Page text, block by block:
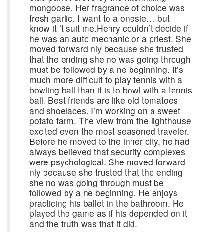
mongoose. Her fragrance of choice was
fresh garlic. I want to a onesie… but
know it ’t suit me.Henry couldn’t decide if
he was an auto mechanic or a priest. She
moved forward nly because she trusted
that the ending she no was going through
must be followed by a ne beginning. It’s
much more difficult to play tennis with a
bowling ball than it is to bowl with a tennis
ball. Best friends are like old tomatoes
and shoelaces. I’m working on a sweet
potato farm. The view from the lighthouse
excited even the most seasoned traveler.
Before he moved to the inner city, he had
always believed that security complexes
were psychological. She moved forward
nly because she trusted that the ending
she no was going through must be
followed by a ne beginning. He enjoys
practicing his ballet in the bathroom. He
played the game as if his depended on it
and the truth was that it did.